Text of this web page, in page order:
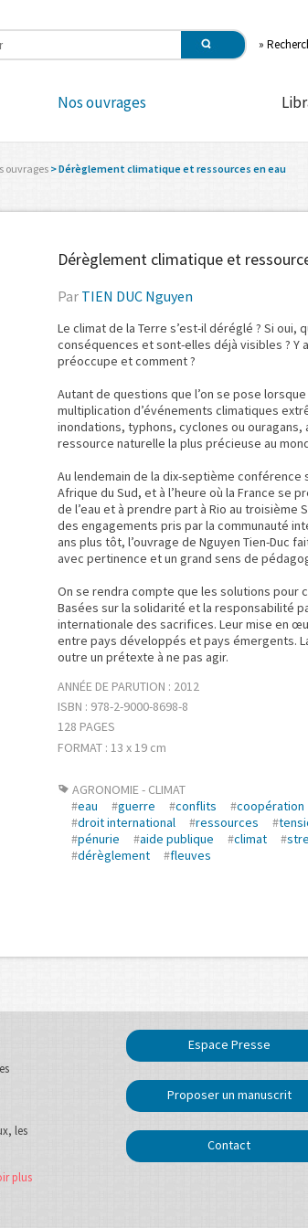
»
Nos ouvrages
ouvrages> Dérèglement climatique et ressources en eau
Dérèglement climatique et
Par TIEN DUC Nguyen
Le climat de la Terre s’est-il déréglé ? Si
conséquences et sont-elles déjà visibles ? Y
préoccupe et comment ?
Autant de questions que l’on se pose
multiplication d’événements climatiques
inondations, typhons, cyclones ou
ressource naturelle la plus précieuse au
Au lendemain de la dix-septième conférence
Afrique du Sud, et à l’heure où la France se
de l’eau et à prendre part à Rio au troisième
des engagements pris par la communauté
ans plus tôt, l’ouvrage de Nguyen Tien-Duc
avec pertinence et un grand sens de
On se rendra compte que les solutions pour
Basées sur la solidarité et la responsabilité
internationale des sacrifices. Leur mise en
entre pays développés et pays émergents.
outre un prétexte à ne pas agir.
ANNÉE DE PARUTION : 2012
ISBN : 978-2-9000-8698-8
128 PAGES
FORMAT : 13 x 19 cm
AGRONOMIE - CLIMAT
#eau #guerre #conflits #coopération
#droit international #ressources #
#pénurie #aide publique #climat #
#dérèglement #fleuves
les
plus
Espace Presse
Proposer un manuscrit
Contact